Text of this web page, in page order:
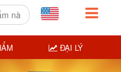
ĐẠI LÝ